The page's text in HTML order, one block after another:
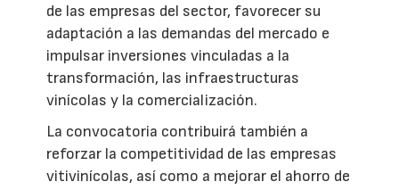
de las empresas del sector, favorecer su
adaptación a las demandas del mercado e
impulsar inversiones vinculadas a la
transformación, las infraestructuras
vinícolas y la comercialización.
La convocatoria contribuirá también a
reforzar la competitividad de las empresas
vitivinícolas, así como a mejorar el ahorro de